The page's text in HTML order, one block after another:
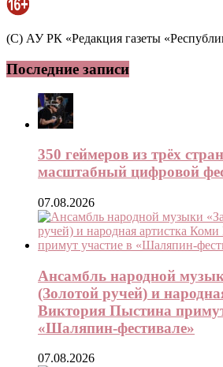
(C) АУ РК «Редакция газеты
Последние записи
350 геймеров из трёх
масштабный цифровой
07.08.2026
Ансамбль народной
(Золотой ручей) и
Виктория Пыстина
«Шаляпин-фестивале»
07.08.2026